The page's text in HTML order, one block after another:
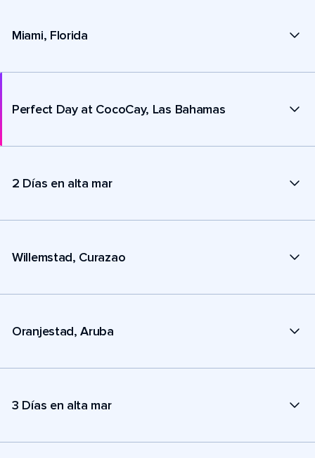
Miami, Florida
Perfect Day at CocoCay, Las Bahamas
2 Días en alta mar
Willemstad, Curazao
Oranjestad, Aruba
3 Días en alta mar